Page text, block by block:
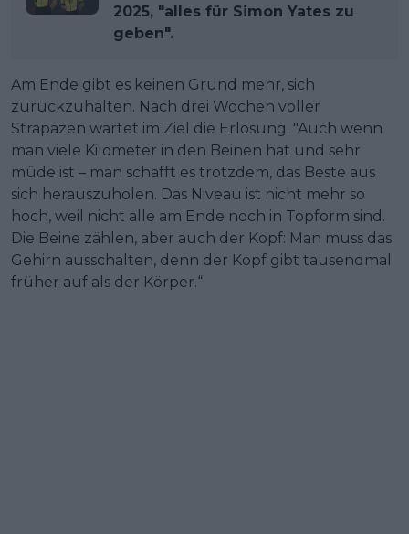
2025, "alles für Simon Yates zu
geben".
Am Ende gibt es keinen Grund mehr, sich
zurückzuhalten. Nach drei Wochen voller
Strapazen wartet im Ziel die Erlösung. "Auch wenn
man viele Kilometer in den Beinen hat und sehr
müde ist – man schafft es trotzdem, das Beste aus
sich herauszuholen. Das Niveau ist nicht mehr so
hoch, weil nicht alle am Ende noch in Topform sind.
Die Beine zählen, aber auch der Kopf: Man muss das
Gehirn ausschalten, denn der Kopf gibt tausendmal
früher auf als der Körper.“